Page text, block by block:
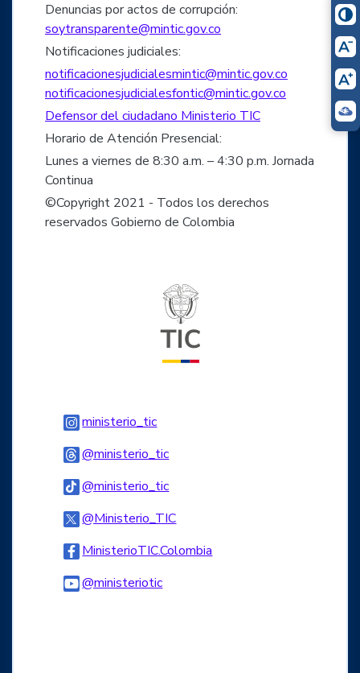
Denuncias por actos de corrupción:
soytransparente@mintic.gov.co
Notificaciones judiciales:
notificacionesjudicialesmintic@mintic.gov.co
notificacionesjudicialesfontic@mintic.gov.co
Defensor del ciudadano Ministerio TIC
Horario de Atención Presencial:
Lunes a viernes de 8:30 a.m. – 4:30 p.m. Jornada
Continua
©Copyright 2021 - Todos los derechos
reservados Gobierno de Colombia
ministerio_ticLogo Instagram
@ministerio_ticLogo Threads
@ministerio_ticLogo Tiktok
@Ministerio_TICLogo Twitter
MinisterioTIC.Colombia
@ministerioticLogo Youtube